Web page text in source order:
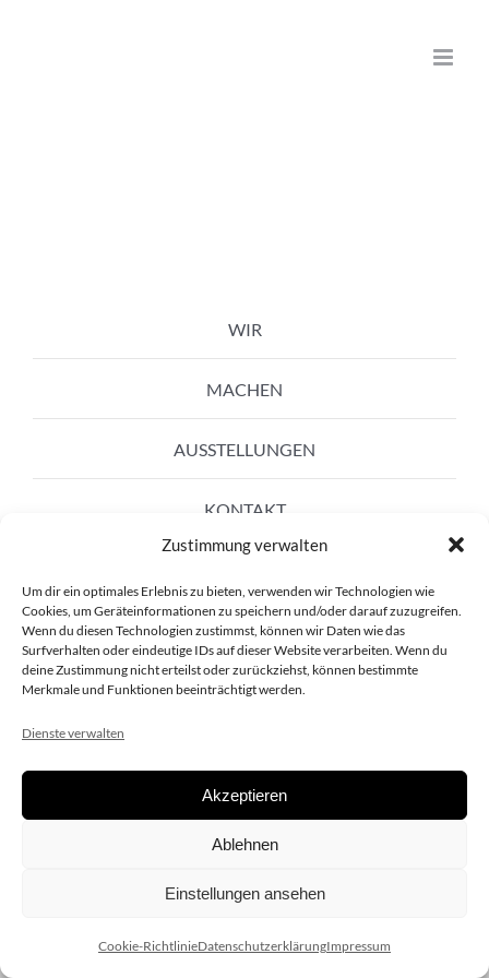
Zustimmung verwalten
Um dir ein optimales Erlebnis zu bieten, verwenden wir Technologien wie
Cookies, um Geräteinformationen zu speichern und/oder darauf zuzugreifen.
Wenn du diesen Technologien zustimmst, können wir Daten wie das
Surfverhalten oder eindeutige IDs auf dieser Website verarbeiten. Wenn du
deine Zustimmung nicht erteilst oder zurückziehst, können bestimmte
Merkmale und Funktionen beeinträchtigt werden.
Dienste verwalten
Akzeptieren
Ablehnen
Einstellungen ansehen
Cookie-RichtlinieDatenschutzerklärungImpressum
WIR
MACHEN
AUSSTELLUNGEN
KONTAKT
Copyright 2020 dieSCHAUsteller.at |Datenschützerklärung|
| Design:www.ARGEntur.at